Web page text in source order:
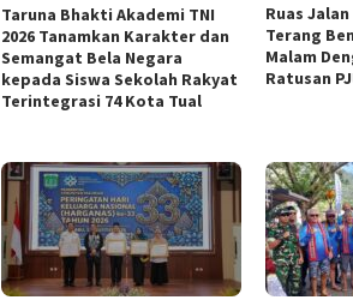
Taruna Bhakti Akademi TNI
2026 Tanamkan Karakter dan
Semangat Bela Negara
kepada Siswa Sekolah Rakyat
Terintegrasi 74 Kota Tual
Ruas
Terang
Malam
Ratusan